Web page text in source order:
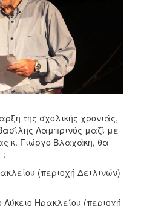
της σχολικής χρονιάς,
Λαμπρινός μαζί με
κ. Γιώργο Βλαχάκη, θα
:
(περιοχή Δειλινών)
Ηρακλείου (περιοχή